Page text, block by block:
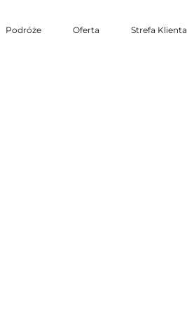
Podróże Oferta Strefa Klienta